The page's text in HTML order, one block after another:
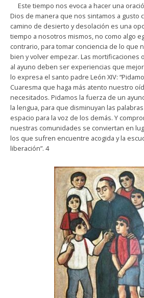
Este tiempo nos evoca a hacer una
Dios de manera que nos sintamos a gusto
camino de desierto y desolación es una
tiempo a nosotros mismos, no como algo
contrario, para tomar conciencia de lo que
bien y volver empezar. Las
al ayuno deben ser experiencias que
lo expresa el santo padre León XIV:
Cuaresma que haga más atento nuestro
necesitados. Pidamos la fuerza de un
la lengua, para que disminuyan las
espacio para la voz de los demás. Y
nuestras comunidades se conviertan en
los que sufren encuentre acogida y la
liberación”. 4